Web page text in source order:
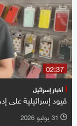
02:37
أخبار إسرائيل
قيود إسرائيلية على
l 31 يوليو 2026